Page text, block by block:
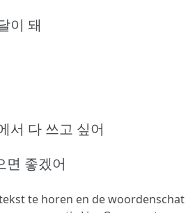
이 돼
서 다 쓰고 싶어
면 좋겠어
te horen en de woordenschat